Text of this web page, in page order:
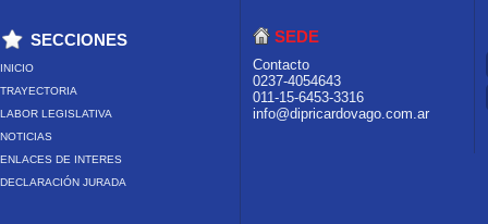
SECCIONES
INICIO
TRAYECTORIA
LABOR LEGISLATIVA
NOTICIAS
ENLACES DE INTERES
DECLARACIÓN JURADA
SEDE
Contacto
0237-4054643
011-15-6453-3316
info@dipricardovago.com.ar